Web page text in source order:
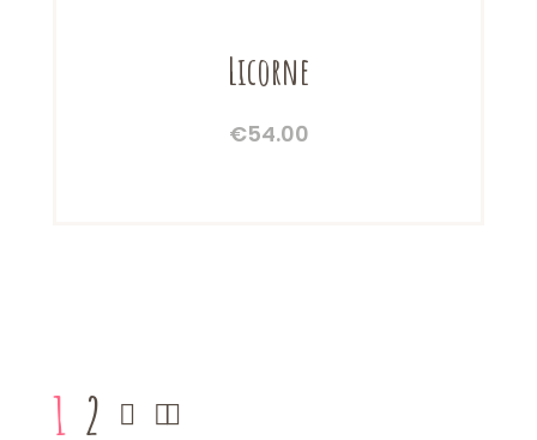
Licorne
€54.00
1 2